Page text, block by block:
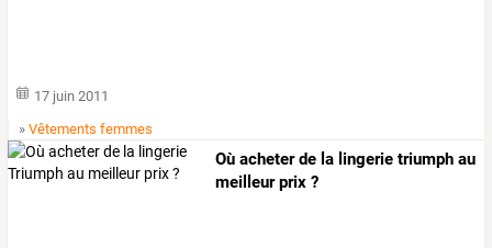
17 juin 2011
»Vêtements femmes
Où acheter de la lingerie triumph au
meilleur prix ?